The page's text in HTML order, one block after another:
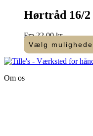
antal
Hørtråd 16/
Fra22,00kr.
Vælg
Dette
vare
flere
Om os